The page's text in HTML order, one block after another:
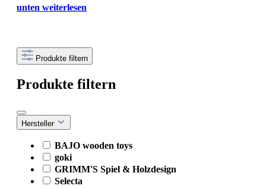
unten weiterlesen
Produkte filtern
Produkte filtern
Hersteller
BAJO wooden toys
goki
GRIMM'S Spiel & Holzdesign
Selecta